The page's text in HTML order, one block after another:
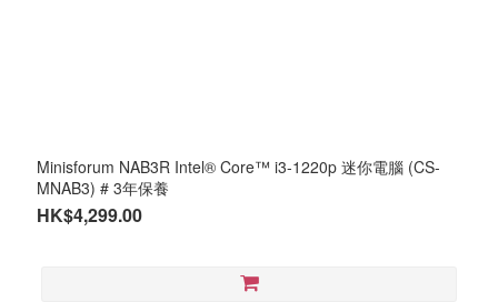
Minisforum NAB3R Intel® Core™ i3-1220p 迷你電腦 (CS-
MNAB3) # 3年保養
HK$4,299.00